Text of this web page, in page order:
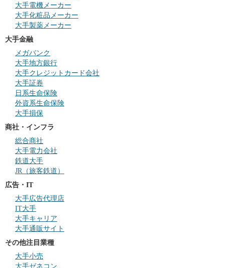
大手電機メーカー
大手化粧品メーカー
大手製薬メーカー
大手金融
メガバンク
大手地方銀行
大手クレジットカード会社
大手証券
日系生命保険
外資系生命保険
大手損保
商社・インフラ
総合商社
大手電力会社
鉄道大手
JR（旅客鉄道）
広告・IT
大手広告代理店
IT大手
大手キャリア
大手通販サイト
その他注目業種
大手小売
大手ゼネコン